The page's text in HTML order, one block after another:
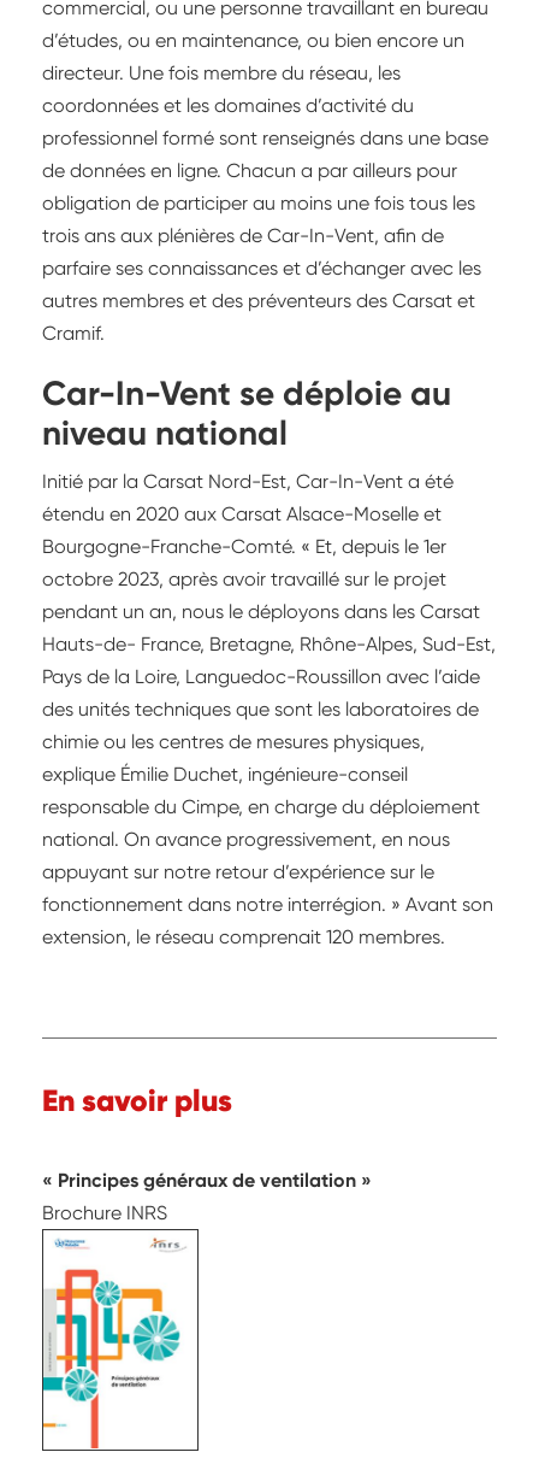
commercial, ou une personne travaillant en bureau
d’études, ou en maintenance, ou bien encore un
directeur. Une fois membre du réseau, les
coordonnées et les domaines d’activité du
professionnel formé sont renseignés dans une base
de données en ligne. Chacun a par ailleurs pour
obligation de participer au moins une fois tous les
trois ans aux plénières de Car-In-Vent, afin de
parfaire ses connaissances et d’échanger avec les
autres membres et des préventeurs des Carsat et
Cramif.
Car-In-Vent se déploie au
niveau national
Initié par la Carsat Nord-Est, Car-In-Vent a été
étendu en 2020 aux Carsat Alsace-Moselle et
Bourgogne-Franche-Comté. « Et, depuis le 1er
octobre 2023, après avoir travaillé sur le projet
pendant un an, nous le déployons dans les Carsat
Hauts-de- France, Bretagne, Rhône-Alpes, Sud-Est,
Pays de la Loire, Languedoc-Roussillon avec l’aide
des unités techniques que sont les laboratoires de
chimie ou les centres de mesures physiques,
explique Émilie Duchet, ingénieure-conseil
responsable du Cimpe, en charge du déploiement
national. On avance progressivement, en nous
appuyant sur notre retour d’expérience sur le
fonctionnement dans notre interrégion. » Avant son
extension, le réseau comprenait 120 membres.
En savoir plus
Principes généraux de ventilation
Brochure INRS